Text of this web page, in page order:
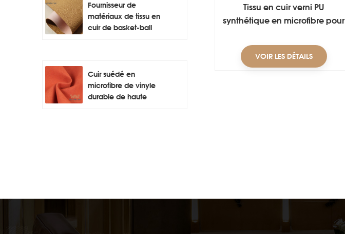
Tissu en cuir verni PU
synthétique en microfibre pour
VOIR LES DÉTAILS
Fournisseur de
matériaux de tissu en
cuir de basket-ball
Cuir suédé en
microfibre de vinyle
durable de haute